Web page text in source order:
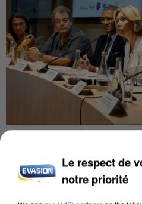
INCENDIES : L’ÎLE-DE-
DE SOLIDARITÉ AVEC
Le respect de
notre priorité